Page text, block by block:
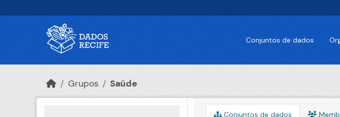
Conjuntos de dados
Grupos Saúde
Conjuntos de dados